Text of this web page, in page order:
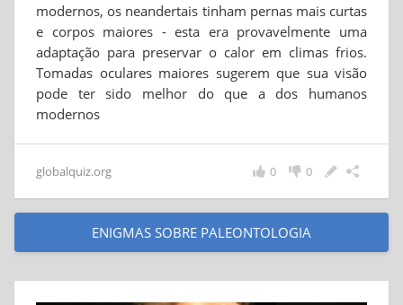
modernos, os neandertais tinham pernas mais curtas
e corpos maiores - esta era provavelmente uma
adaptação para preservar o calor em climas frios.
Tomadas oculares maiores sugerem que sua visão
pode ter sido melhor do que a dos humanos
modernos
globalquiz.org 0
0
ENIGMAS SOBRE PALEONTOLOGIA